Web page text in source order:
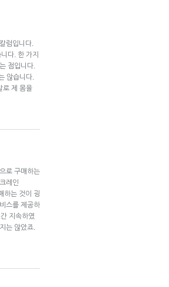
럼입니다.
다. 한 가지
점입니다.
않습니다.
로 제 몸을
로 구매하는
레인
하는 것이 굉
스를 제공하
지속하였
는 않았죠.